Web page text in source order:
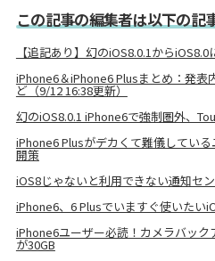
この記事の編集者は以下の記
【追記あり】幻のiOS8.0.1から
iPhone6＆iPhone6 Plusまとめ：発表
ど（9/12 16:38更新）
幻のiOS8.0.1 iPhone6で強制圏外、
iPhone6 Plusがデカくて難儀してい
開策
iOS8じゃないと利用できない通知セ
iPhone6、6 Plusでいますぐ使いたい
iPhone6ユーザー必読！カメラバッ
が30GB